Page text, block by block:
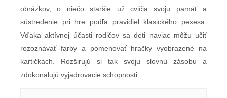
obrázkov, o niečo staršie už cvičia svoju pamäť a
sústredenie pri hre podľa pravidiel klasického pexesa.
Vďaka aktívnej účasti rodičov sa deti naviac môžu učiť
rozoznávať farby a pomenovať hračky vyobrazené na
kartičkách. Rozširujú si tak svoju slovnú zásobu a
zdokonalujú vyjadrovacie schopnosti.